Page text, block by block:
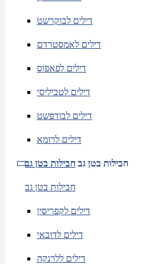
דילים לבוקרשט
דילים לאמסטרדם
דילים לפאפוס
דילים לטביליסי
דילים לבודפשט
דילים לרומא
חבילות בטן גב חבילות בטן גב
חבילות בטן גב
דילים לקפריסין
דילים לדובאי
דילים ללרנקה